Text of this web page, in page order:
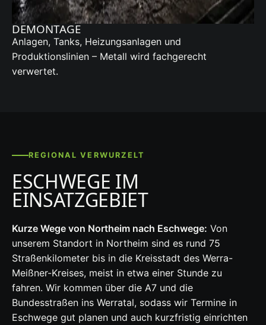
DEMONTAGE
Anlagen, Tanks, Heizungsanlagen und
Produktionslinien – Metall wird fachgerecht
verwertet.
REGIONAL VERWURZELT
ESCHWEGE IM
EINSATZGEBIET
Kurze Wege von Northeim nach Eschwege: Von
unserem Standort in Northeim sind es rund 75
Straßenkilometer bis in die Kreisstadt des Werra-
Meißner-Kreises, meist in etwa einer Stunde zu
fahren. Wir kommen über die A7 und die
Bundesstraßen ins Werratal, sodass wir Termine in
Eschwege gut planen und auch kurzfristig einrichten